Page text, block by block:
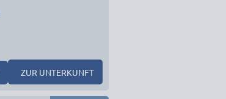
ZUR UNTERKUNFT